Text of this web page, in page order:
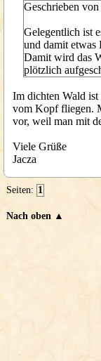
Geschrieben
Gelegentlich ist
und damit etwas
Damit wird das
plötzlich
Im dichten Wald
vom Kopf fliegen.
vor, weil man mit
Viele Grüße
Jacza
Seiten: 1
Nach oben ▲